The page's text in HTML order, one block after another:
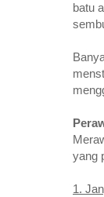
batu
yang
1.